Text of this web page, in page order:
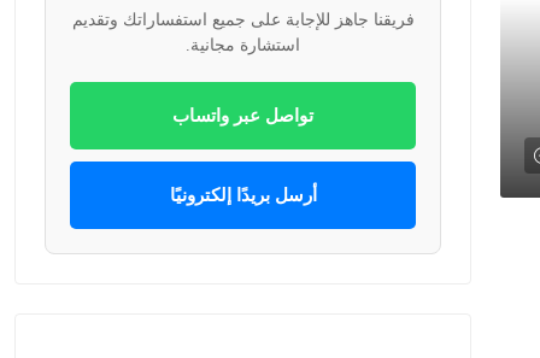
فريقنا جاهز للإجابة على جميع استفساراتك وتقديم
استشارة مجانية.
تواصل عبر واتساب
أرسل بريدًا إلكترونيًا